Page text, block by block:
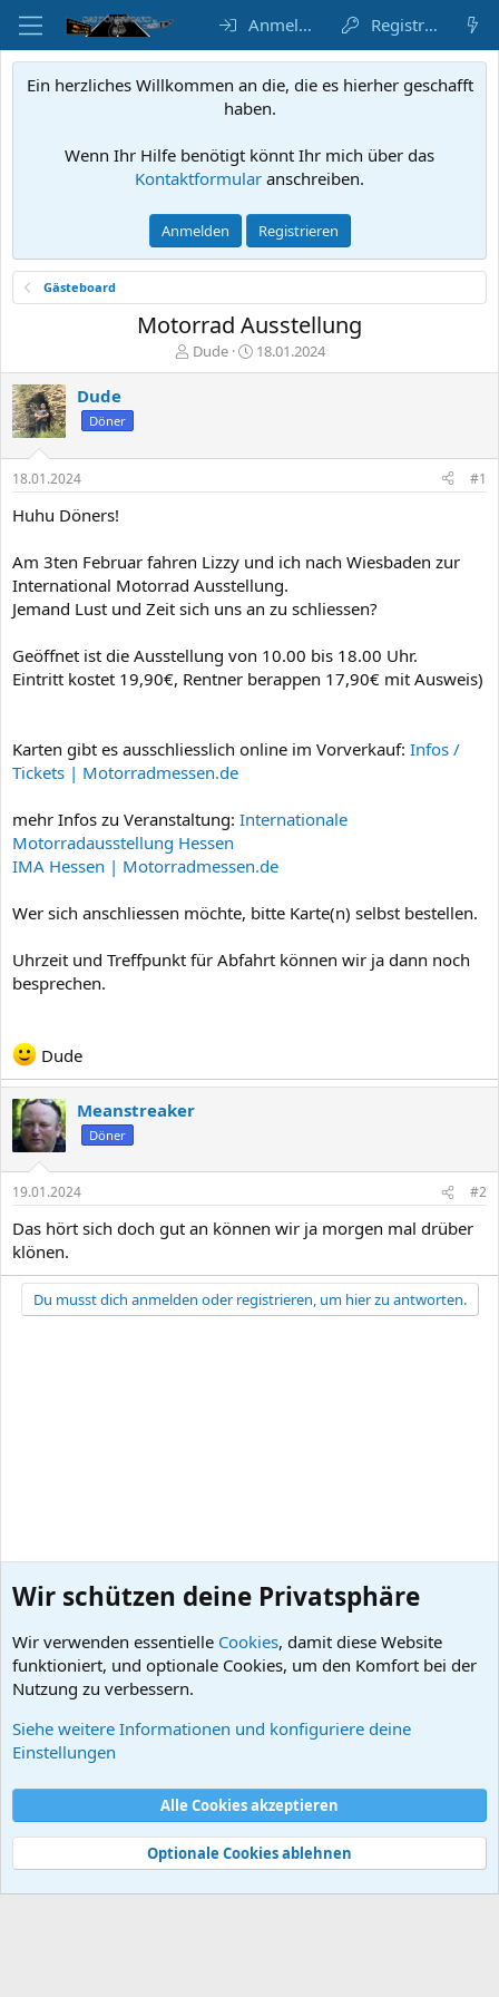
Anmelden Registrieren
Ein herzliches Willkommen an die, die es hierher geschafft
haben.
Wenn Ihr Hilfe benötigt könnt Ihr mich über das
Kontaktformular anschreiben.
Anmelden Registrieren
Gästeboard
Motorrad Ausstellung
E
r
e
s
T
h
m
a
s
Dude
E
r
u
d
a
t
m
18.01.2024
Dude
Döner
18.01.2024 #1
Huhu Döners!
Am 3ten Februar fahren Lizzy und ich nach Wiesbaden zur
International Motorrad Ausstellung.
Jemand Lust und Zeit sich uns an zu schliessen?
Geöffnet ist die Ausstellung von 10.00 bis 18.00 Uhr.
Eintritt kostet 19,90€, Rentner berappen 17,90€ mit Ausweis)
Karten gibt es ausschliesslich online im Vorverkauf: Infos /
Tickets | Motorradmessen.de
mehr Infos zu Veranstaltung: Internationale
Motorradausstellung Hessen
IMA Hessen | Motorradmessen.de
Wer sich anschliessen möchte, bitte Karte(n) selbst bestellen.
Uhrzeit und Treffpunkt für Abfahrt können wir ja dann noch
besprechen.
Dude
Meanstreaker
Döner
19.01.2024 #2
Das hört sich doch gut an können wir ja morgen mal drüber
klönen.
Du musst dich anmelden oder registrieren, um hier zu antworten.
Nutzungsbedingungen Datenschutzerklärung
e
Community platform by XenForo® © 2010-2026 XenForo Ltd.
Unser Forum besteht seit5909 Tagen, also16 Jahreund65 Tagen.
Wir schützen deine Privatsphäre
Wir verwenden essentielle Cookies, damit diese Website
funktioniert, und optionale Cookies, um den Komfort bei der
Nutzung zu verbessern.
Siehe weitere Informationen und konfiguriere deine
Einstellungen
Alle Cookies akzeptieren
Optionale Cookies ablehnen